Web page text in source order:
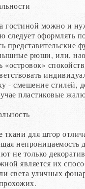
гостиной можно и
следует оформлять
рюши, или,
«островок»
- смешение стилей,
пластиковые
для штор
непроницаемость
не только
является их
света уличных